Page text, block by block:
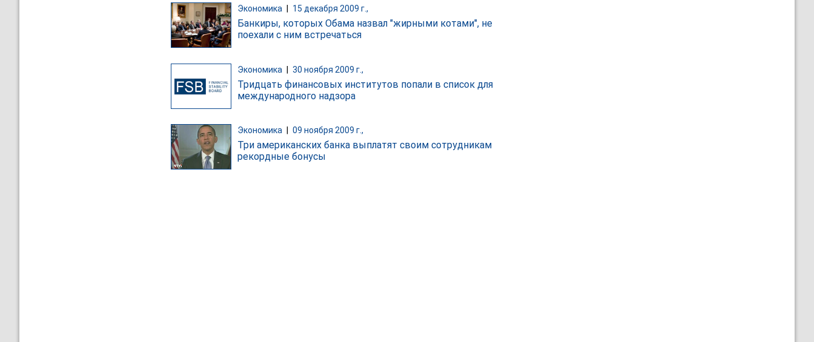
Экономика 15 декабря 2009 г.,
Банкиры, которых Обама назвал "жирными котами", не
поехали с ним встречаться
Экономика | 30 ноября 2009 г.,
Тридцать финансовых институтов попали в список для
международного надзора
Экономика 09 ноября 2009 г.,
Три американских банка выплатят своим сотрудникам
рекордные бонусы